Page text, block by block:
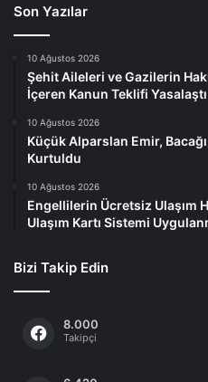
Son Yazılar
10 Ağustos 2026
Şehit Aileleri ve Gazilerin
İçeren Kanun Teklifi Yasalaştı
10 Ağustos 2026
Küçük Alparslan Emir,
Kurtuldu
10 Ağustos 2026
Engellilerin Ücretsiz Ulaşım
Ulaşım Kartı Sistemi
Bizi Takip Edin
8.000
Takipçi